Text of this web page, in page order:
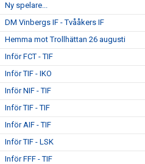
Ny spelare...
DM Vinbergs IF - Tvååkers IF
Hemma mot Trollhättan 26 augusti
Inför FCT - TIF
Inför TIF - IKO
Inför NIF - TIF
Inför TIF - TIF
Inför AIF - TIF
Inför TIF - LSK
Inför FFF - TIF